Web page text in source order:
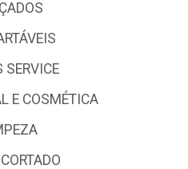
SERVICE
E COSMÉTICA